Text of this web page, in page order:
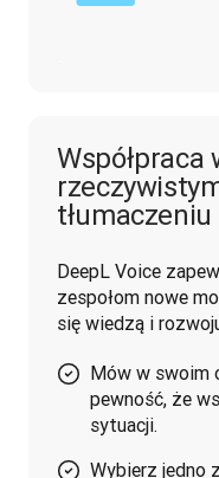
Współpraca
DeepL Voice
zespołom nowe
się wiedzą i
Mów w swoim
pewność, że
sytuacji.
Wybierz jedno